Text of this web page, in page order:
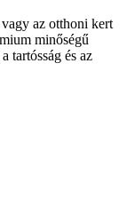
az otthoni kert
minőségű
tartósság és az